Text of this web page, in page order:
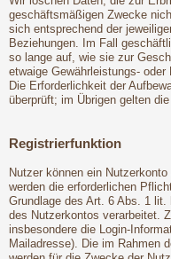
geschäftsmäßigen Zwecke
sich entsprechend der
Beziehungen. Im Fall
so lange auf, wie sie zur
etwaige Gewährleistungs-
Die Erforderlichkeit der
überprüft; im Übrigen gelten
Registrierfunktion
Nutzer können ein
werden die erforderlichen
Grundlage des Art. 6 Abs. 1
des Nutzerkontos verarbeitet.
insbesondere die Login-
Mailadresse). Die im Rahmen